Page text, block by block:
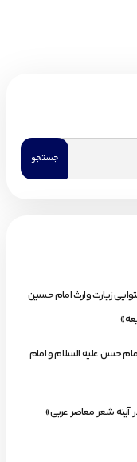
زیارت وارث امام حسین
حسن علیه السلام و امام
آینه شعر معاصر عربی»